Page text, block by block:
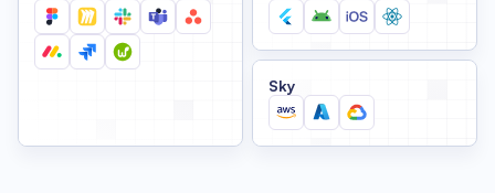
Sky